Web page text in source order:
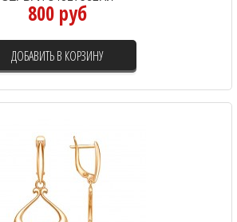
800 руб
ДОБАВИТЬ В КОРЗИНУ